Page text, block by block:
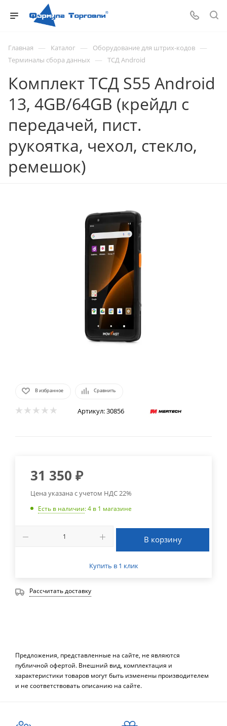
Главная — Каталог — Оборудование для штрих-кодов —
Терминалы сбора данных — ТСД Android
Комплект ТСД S55 Android
13, 4GB/64GB (крейдл с
передачей, пист.
рукоятка, чехол, стекло,
ремешок)
В избранное Сравнить
Артикул:30856
31 350 ₽
Цена указана с учетом НДС 22%
Есть в наличии: 4 в 1 магазине
В корзину
Купить в 1 клик
Рассчитать доставку
Предложения, представленные на сайте, не являются
публичной офертой. Внешний вид, комплектация и
характеристики товаров могут быть изменены производителем
и не соответствовать описанию на сайте.